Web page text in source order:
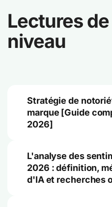
Lectures
niveau
Stratégie de
marque [Guide
2026]
L'analyse des
2026 : définition,
d'IA et recherches